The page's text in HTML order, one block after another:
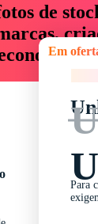
de
Em oferta
Para